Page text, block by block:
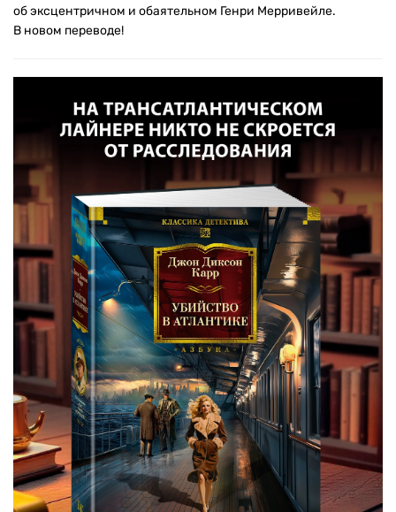
об эксцентричном и обаятельном Генри Мерривейле.
В новом переводе!